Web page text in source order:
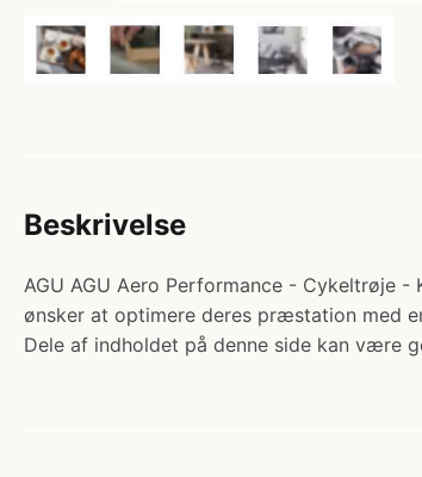
Beskrivelse
AGU AGU Aero Performance - Cykeltrøje
ønsker at optimere deres præstation med
Dele af indholdet på denne side kan være